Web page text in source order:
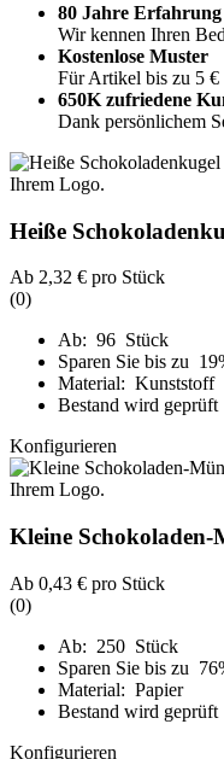
80 Jahre Erfahrung
Wir kennen Ihren
Kostenlose Muster
Für Artikel bis zu 5 €
650K zufriedene
Dank persönlichem
Heiße
Ab 2,32 € pro Stück
(0)
Ab: 96 Stück
Sparen Sie bis zu
Material: Kunststoff
Bestand wird geprüft
Konfigurieren
Kleine Schokoladen-
Ab 0,43 € pro Stück
(0)
Ab: 250 Stück
Sparen Sie bis zu
Material: Papier
Bestand wird geprüft
Konfigurieren